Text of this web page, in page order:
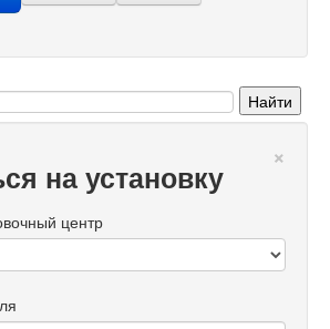
×
на установку
центр